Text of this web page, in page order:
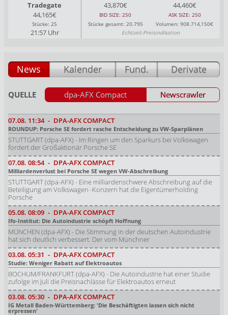
Tradegate 43,870€
44,460€
44,165€
BID SIZE: 250
ASK SIZE: 250
Stücke: 25
Stücke gesamt: 20.795 Volumen: 908.714,150€
21:57 Uhr Echtzeit-Preisindikation
News Kalender Fund. Derivate
QUELLE dpa-AFX Compact Newscrawler
07.08. 11:34 - DPA-AFX COMPACT
ROUNDUP: Porsche SE fordert rasche Entscheidung zu VW-Sparplänen
STUTTGART (dpa-AFX) - Im Ringen um den Sparkurs bei Volkswagen
fordert der Großaktionär Porsche SE
07.08. 08:54 - DPA-AFX COMPACT
Milliardenverlust bei Porsche SE wegen VW-Abschreibung
STUTTGART (dpa-AFX) - Eine milliardenschwere Abschreibung auf die
Beteiligung am Volkswagen -Konzern hat die Eigentümerholding
Porsche
05.08. 08:09 - DPA-AFX COMPACT
Ifo-Institut: Die Autoindustrie schöpft Hoffnung
MÜNCHEN (dpa-AFX) - Die Stimmung in der deutschen Autoindustrie
hat sich deutlich verbessert. Der vom Münchner
03.08. 05:31 - DPA-AFX COMPACT
Studie: Weniger Rabatt auf Elektroautos
BOCHUM/FRANKFURT (dpa-AFX) - Die Autoindustrie hat einer Studie
zufolge im Juli die Preisnachlässe für Elektroautos erneut
03.08. 05:30 - DPA-AFX COMPACT
IG Metall Baden-Württemberg: 'Die Beschäftigten lassen sich nicht
erpressen'